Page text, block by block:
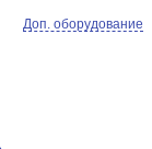
Доп. оборудование